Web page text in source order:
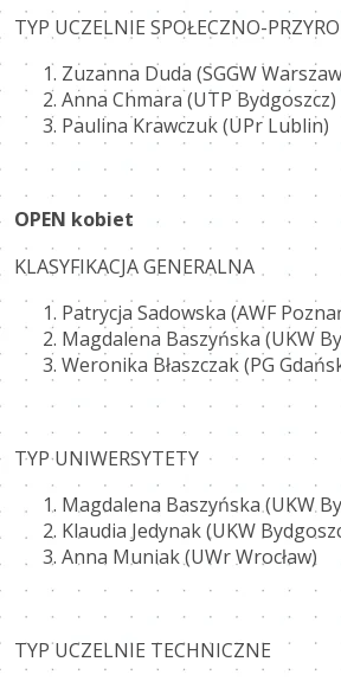
TYP UCZELNIE SPOŁECZNO-
Zuzanna Duda (SGGW
Anna Chmara (UTP Bydgoszcz)
Paulina Krawczuk (UPr Lublin)
OPEN kobiet
KLASYFIKACJA GENERALNA
Patrycja Sadowska (AWF
Magdalena Baszyńska (UKW
Weronika Błaszczak (PG
TYP UNIWERSYTETY
Magdalena Baszyńska (UKW
Klaudia Jedynak (UKW
Anna Muniak (UWr Wrocław)
TYP UCZELNIE TECHNICZNE